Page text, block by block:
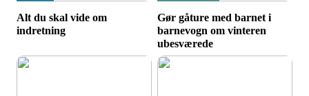
Alt du skal vide om
indretning
Gør gåture med barnet i
barnevogn om vinteren
ubesværede